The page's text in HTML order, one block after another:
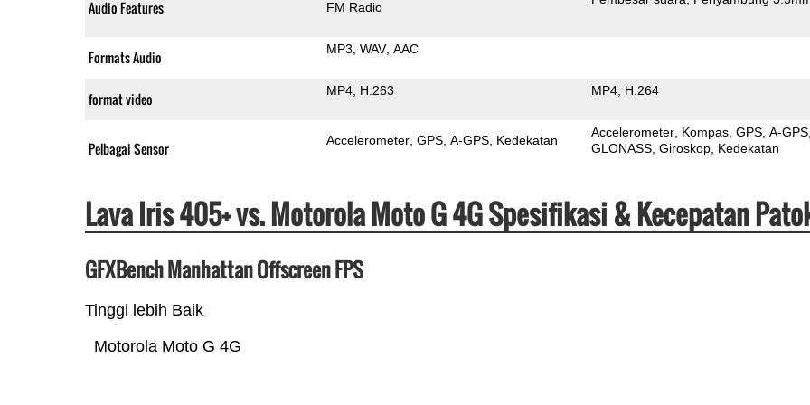
Audio Features FM Radio
Formats Audio MP3 WAV AAC
format video MP4 H.263 MP4 H.264
Pelbagai Sensor Accelerometer GPS A-GPS Kedekatan
Accelerometer Kompas GPS A-GPS
GLONASS Giroskop Kedekatan
Lava Iris 405+ vs. Motorola Moto G 4G Spesifikasi & Kecepatan
GFXBench Manhattan Offscreen FPS
Tinggi lebih Baik
Motorola Moto G 4G